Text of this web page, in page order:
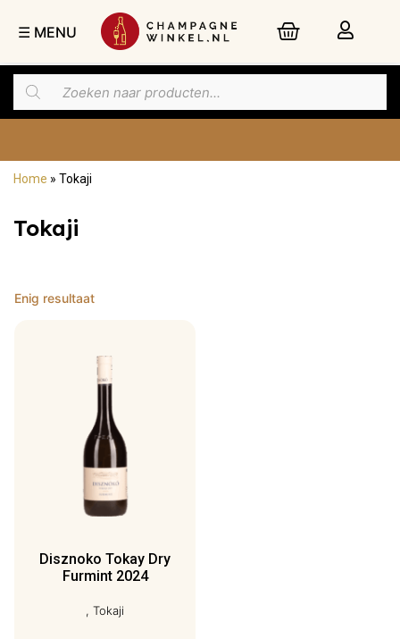
☰ MENU
Home » Tokaji
Tokaji
Enig resultaat
Disznoko Tokay Dry
Furmint 2024
, Tokaji